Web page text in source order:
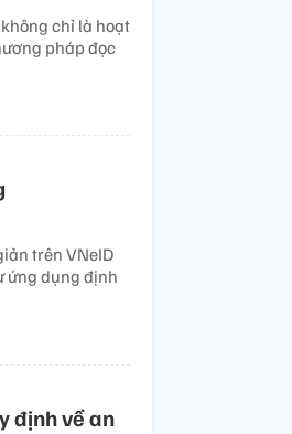
chỉ là hoạt
pháp đọc
trên VNeID
ứng dụng định
định về an